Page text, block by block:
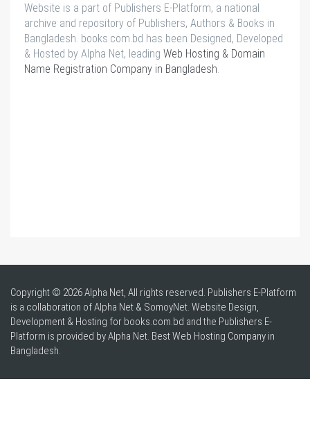
Website is a part of Publishers E-Platform, a national
archive and repository of Publishers, Authors & Books in
Bangladesh. books.com.bd has been Designed, Developed
& Hosted by Alpha Net, leading Web Hosting & Domain
Name Registration Company in Bangladesh.
Copyright © 2026 Alpha Net, All rights reserved. Publishers E-Platform
is a collaboration of Alpha Net & SomoyNet. Website Design,
Development & Hosting for books.com.bd and the Publishers E-
Platform is provided by Alpha Net. BestWeb Hosting Company in
Bangladesh.